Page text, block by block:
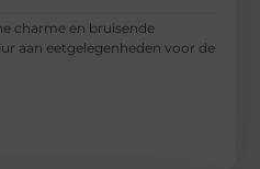
charme en bruisende
aan eetgelegenheden voor de